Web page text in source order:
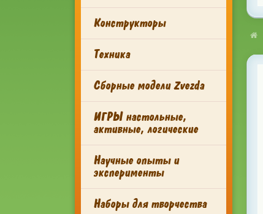
Конструкторы
Техника
Сборные модели Zvezda
ИГРЫ настольные,
активные, логические
Научные опыты и
эксперименты
Наборы для творчества